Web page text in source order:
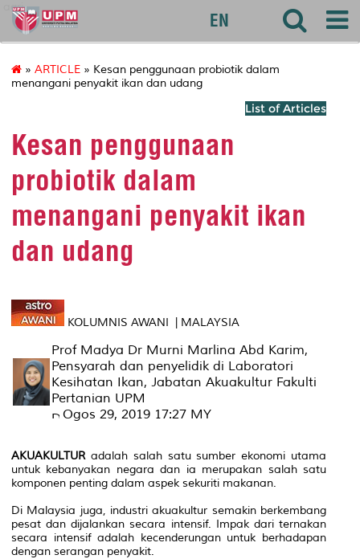
agri
EN
» ARTICLE » Kesan penggunaan probiotik dalam
menangani penyakit ikan dan udang
List of Articles
Kesan penggunaan
probiotik dalam
menangani penyakit ikan
dan udang
KOLUMNIS AWANI | MALAYSIA
Prof Madya Dr Murni Marlina Abd Karim,
Pensyarah dan penyelidik di Laboratori
Kesihatan Ikan, Jabatan Akuakultur Fakulti
Pertanian UPM
Ogos 29, 2019 17:27 MY
AKUAKULTUR adalah salah satu sumber ekonomi utama
untuk kebanyakan negara dan ia merupakan salah satu
komponen penting dalam aspek sekuriti makanan.
Di Malaysia juga, industri akuakultur semakin berkembang
pesat dan dijalankan secara intensif. Impak dari ternakan
secara intensif adalah kecenderungan untuk berhadapan
dengan serangan penyakit.